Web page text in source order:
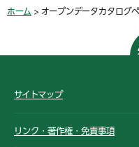
ホーム > オープンデータカタログ
サイトマップ
リンク・著作権・免責事項